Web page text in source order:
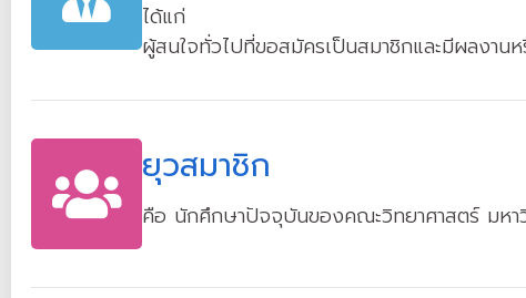
ได้แก่
ผู้สนใจทั่วไปที่ขอสมัครเป็นสมาชิกและมีผลงาน
ยุวสมาชิก
คือ นักศึกษาปัจจุบันของคณะวิทยาศาสตร์ มหา